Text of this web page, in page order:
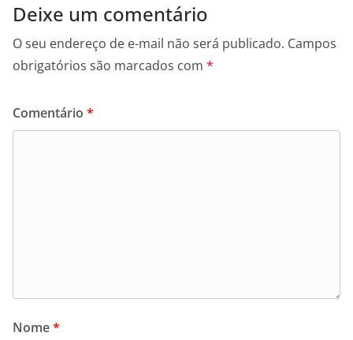
Deixe um comentário
O seu endereço de e-mail não será publicado. Campos
obrigatórios são marcados com *
Comentário *
Nome*